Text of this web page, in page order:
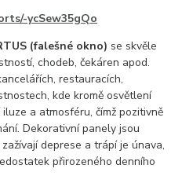
ycSew35gQo
(falešné okno) se skvěle
chodeb, čekáren apod.
restauracích,
kde kromě osvětlení
a atmosféru, čímž pozitivně
Dekorativní panely jsou
deprese a trápí je únava,
přirozeného denního